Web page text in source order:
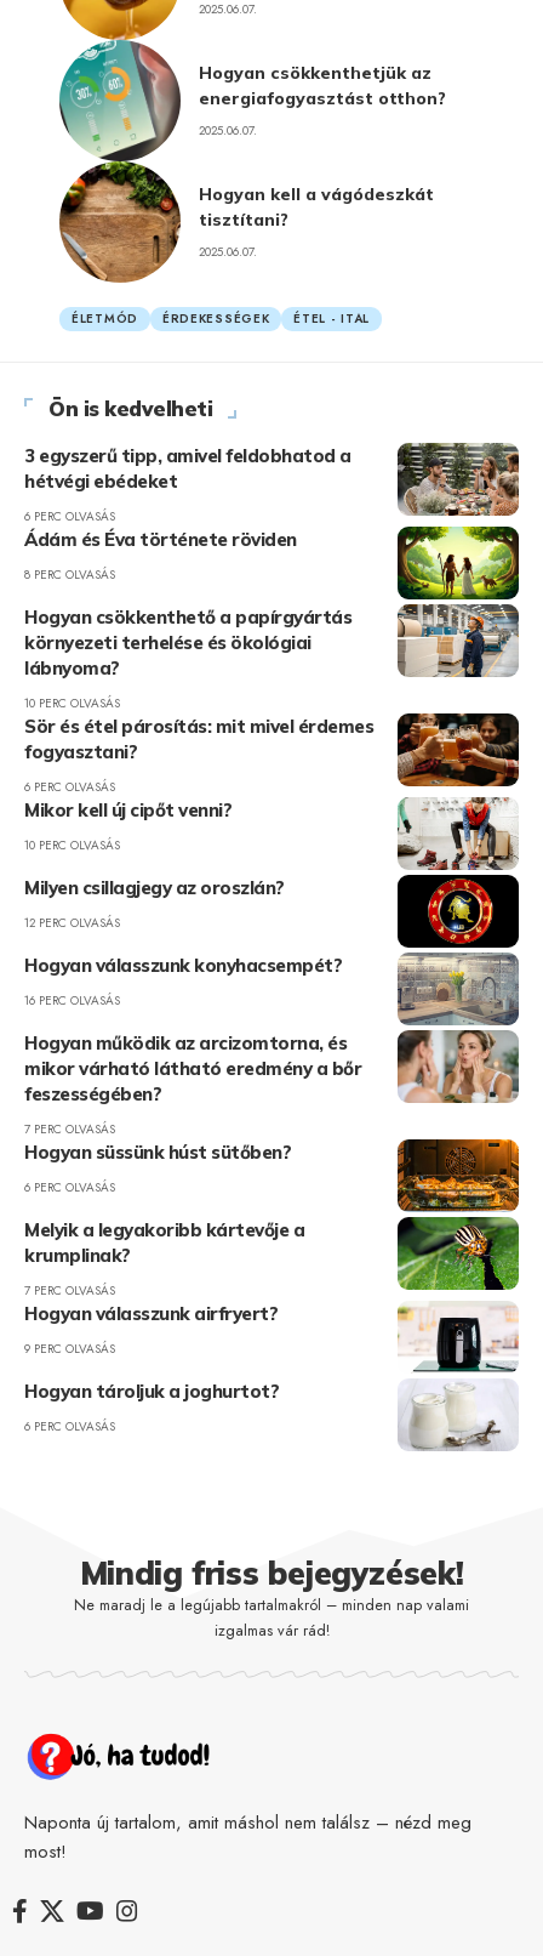
2025.06.07.
Hogyan csökkenthetjük az
energiafogyasztást otthon?
2025.06.07.
Hogyan kell a vágódeszkát
tisztítani?
2025.06.07.
ÉLETMÓD ÉRDEKESSÉGEK ÉTEL - ITAL
Ön is kedvelheti
3 egyszerű tipp, amivel feldobhatod a
hétvégi ebédeket
6 PERC OLVASÁS
Ádám és Éva története röviden
8 PERC OLVASÁS
Hogyan csökkenthető a papírgyártás
környezeti terhelése és ökológiai
lábnyoma?
10 PERC OLVASÁS
Sör és étel párosítás: mit mivel érdemes
fogyasztani?
6 PERC OLVASÁS
Mikor kell új cipőt venni?
10 PERC OLVASÁS
Milyen csillagjegy az oroszlán?
12 PERC OLVASÁS
Hogyan válasszunk konyhacsempét?
16 PERC OLVASÁS
Hogyan működik az arcizomtorna, és
mikor várható látható eredmény a bőr
feszességében?
7 PERC OLVASÁS
Hogyan süssünk húst sütőben?
6 PERC OLVASÁS
Melyik a legyakoribb kártevője a
krumplinak?
7 PERC OLVASÁS
Hogyan válasszunk airfryert?
9 PERC OLVASÁS
Hogyan tároljuk a joghurtot?
6 PERC OLVASÁS
Mindig friss bejegyzések!
Ne maradj le a legújabb tartalmakról – minden nap valami
izgalmas vár rád!
Naponta új tartalom, amit máshol nem találsz – nézd meg
most!